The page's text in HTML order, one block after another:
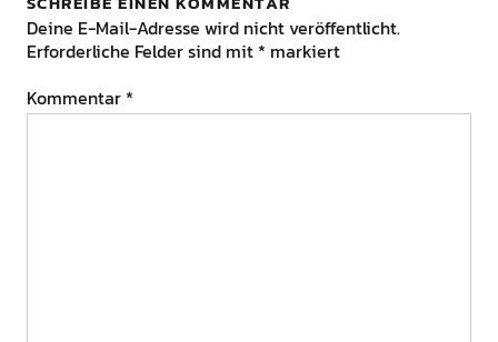
Deine E-Mail-Adresse wird nicht veröffentlicht.
Erforderliche Felder sind mit * markiert
Kommentar *